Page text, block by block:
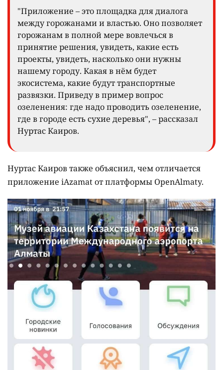
"Приложение – это площадка для диалога
между горожанами и властью. Оно позволяет
горожанам в полной мере вовлечься в
принятие решения, увидеть, какие есть
проекты, увидеть, насколько они нужны
нашему городу. Какая в нём будет
экосистема, какие будут транспортные
развязки. Приведу в пример вопрос
озеленения: где надо проводить озеленение,
где в городе есть сухие деревья", – рассказал
Нуртас Каиров.
Нуртас Каиров также объяснил, чем отличается
приложение iAzamat от платформы OpenAlmaty.